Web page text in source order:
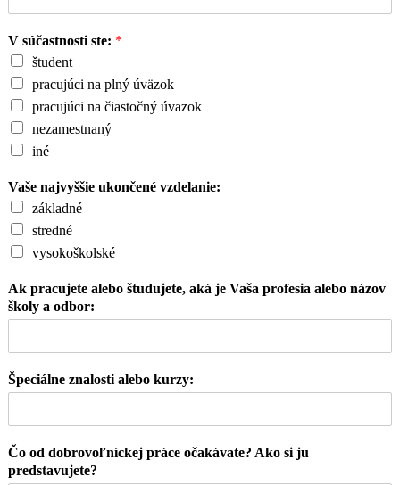
V súčastnosti ste: *
študent
pracujúci na plný úväzok
pracujúci na čiastočný úvazok
nezamestnaný
iné
Vaše najvyššie ukončené vzdelanie:
základné
stredné
vysokoškolské
Ak pracujete alebo študujete, aká je Vaša profesia alebo názov
školy a odbor:
Špeciálne znalosti alebo kurzy:
Čo od dobrovoľníckej práce očakávate? Ako si ju
predstavujete?